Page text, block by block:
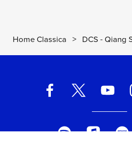
Home Classica > DCS - Qiang